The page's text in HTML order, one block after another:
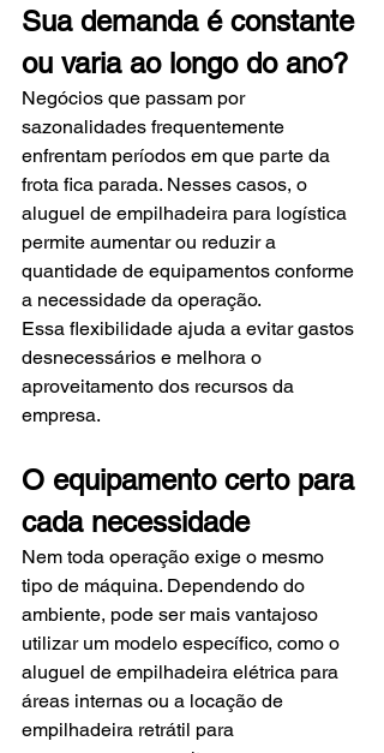
Sua demanda é constante
ou varia ao longo do ano?
Negócios que passam por
sazonalidades frequentemente
enfrentam períodos em que parte da
frota fica parada. Nesses casos, o
aluguel de empilhadeira para logística
permite aumentar ou reduzir a
quantidade de equipamentos conforme
a necessidade da operação.
Essa flexibilidade ajuda a evitar gastos
desnecessários e melhora o
aproveitamento dos recursos da
empresa.
O equipamento certo para
cada necessidade
Nem toda operação exige o mesmo
tipo de máquina. Dependendo do
ambiente, pode ser mais vantajoso
utilizar um modelo específico, como o
aluguel de empilhadeira elétrica para
áreas internas ou a locação de
empilhadeira retrátil para